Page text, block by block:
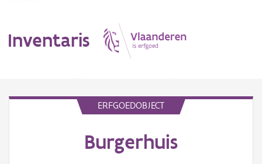
Inventaris
ERFGOEDOBJECT
Burgerhuis